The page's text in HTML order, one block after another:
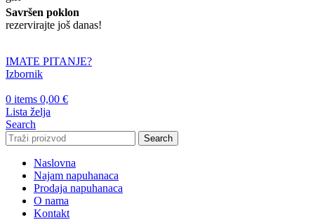
Savršen poklon
rezervirajte još danas!
IMATE PITANJE?
Izbornik
0 items 0,00 €
Lista želja
Search
Search
Naslovna
Najam napuhanaca
Prodaja napuhanaca
O nama
Kontakt